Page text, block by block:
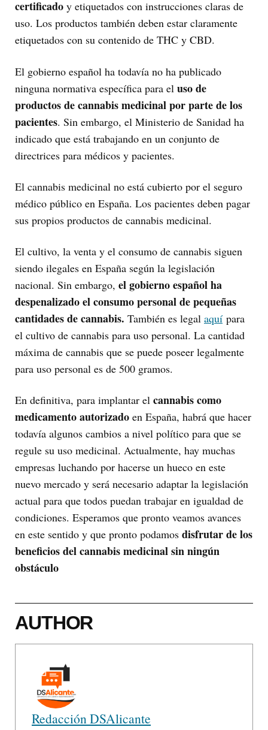
certificado y etiquetados con instrucciones claras de
uso. Los productos también deben estar claramente
etiquetados con su contenido de THC y CBD.
El gobierno español ha todavía no ha publicado
ninguna normativa específica para el uso de
productos de cannabis medicinal por parte de los
pacientes. Sin embargo, el Ministerio de Sanidad ha
indicado que está trabajando en un conjunto de
directrices para médicos y pacientes.
El cannabis medicinal no está cubierto por el seguro
médico público en España. Los pacientes deben pagar
sus propios productos de cannabis medicinal.
El cultivo, la venta y el consumo de cannabis siguen
siendo ilegales en España según la legislación
nacional. Sin embargo, el gobierno español ha
despenalizado el consumo personal de pequeñas
cantidades de cannabis. También es legal aquí para
el cultivo de cannabis para uso personal. La cantidad
máxima de cannabis que se puede poseer legalmente
para uso personal es de 500 gramos.
En definitiva, para implantar el cannabis como
medicamento autorizado en España, habrá que hacer
todavía algunos cambios a nivel político para que se
regule su uso medicinal. Actualmente, hay muchas
empresas luchando por hacerse un hueco en este
nuevo mercado y será necesario adaptar la legislación
actual para que todos puedan trabajar en igualdad de
condiciones. Esperamos que pronto veamos avances
en este sentido y que pronto podamos disfrutar de los
beneficios del cannabis medicinal sin ningún
obstáculo
AUTHOR
Redacción DSAlicante